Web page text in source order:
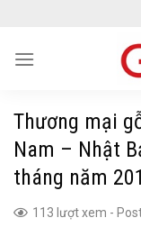
content
Thương mại
Nam – Nhật
tháng năm
113 lượt xem -